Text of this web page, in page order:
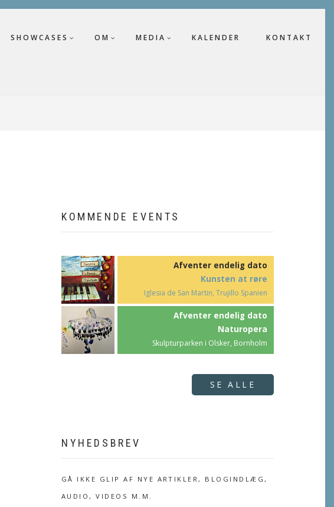
SHOWCASES OM MEDIA KALENDER KONTAKT
KOMMENDE EVENTS
Afventer endelig dato
Kunsten at røre
Iglesia de San Martin, Trujillo Spanien
Afventer endelig dato
Naturopera
Skulpturparken i Olsker, Bornholm
SE ALLE
NYHEDSBREV
GÅ IKKE GLIP AF NYE ARTIKLER, BLOGINDLÆG,
AUDIO, VIDEOS M.M.